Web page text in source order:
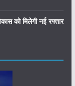
को मिलेगी नई रफ्तार